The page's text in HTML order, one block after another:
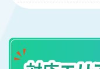
は、ブースター
応したテレビや
た、専用の配
ご希望の場合は